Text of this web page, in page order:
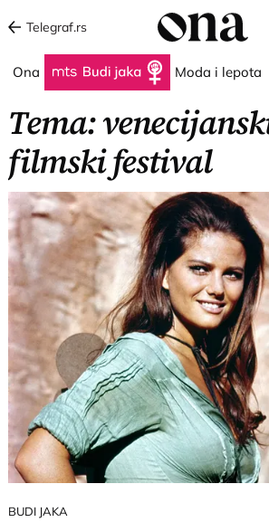
Telegraf.rs
Ona Budi jaka Moda i lepota
Tema:
filmski festival
BUDI JAKA